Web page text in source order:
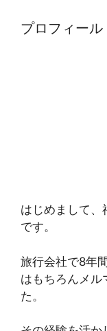
プロフィール
はじめまして、
です。
旅行会社で8年
はもちろんメル
た。